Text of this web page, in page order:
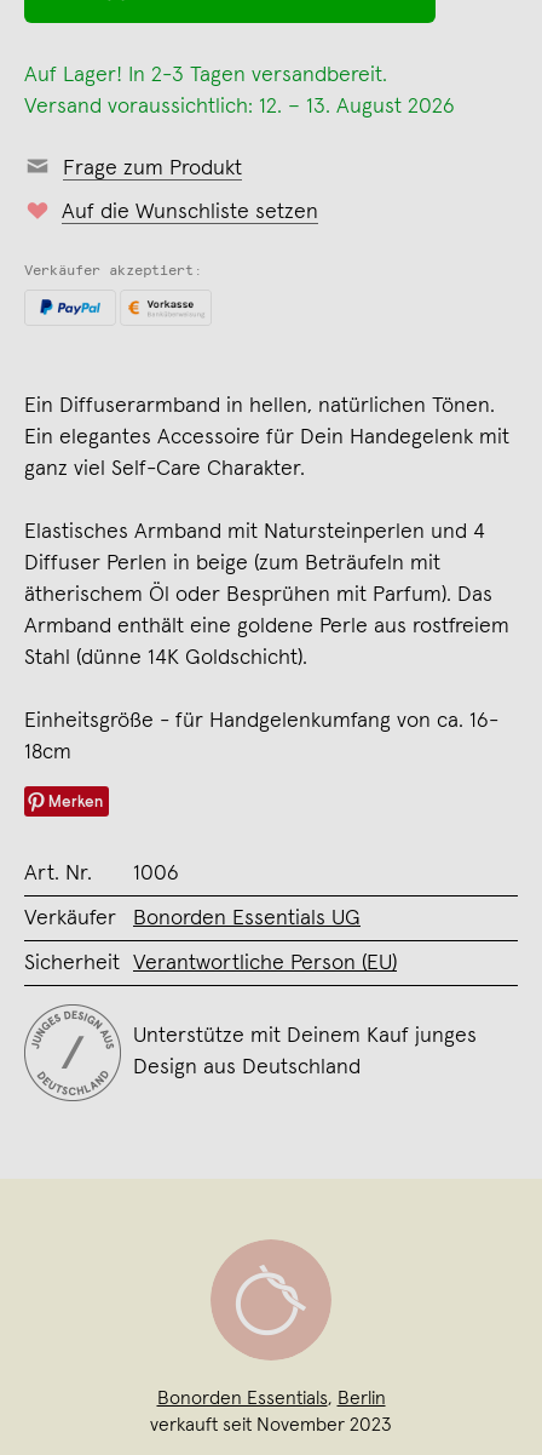
Auf Lager! In 2-3 Tagen versandbereit.
Versand voraussichtlich: 12. – 13. August 2026
Frage zum Produkt
Auf die Wunschliste setzen
Verkäufer akzeptiert:
Ein Diffuserarmband in hellen, natürlichen Tönen.
Ein elegantes Accessoire für Dein Handegelenk mit
ganz viel Self-Care Charakter.
Elastisches Armband mit Natursteinperlen und 4
Diffuser Perlen in beige (zum Beträufeln mit
ätherischem Öl oder Besprühen mit Parfum). Das
Armband enthält eine goldene Perle aus rostfreiem
Stahl (dünne 14K Goldschicht).
Einheitsgröße - für Handgelenkumfang von ca. 16-
18cm
Merken
Art. Nr. 1006
Verkäufer Bonorden Essentials UG
Sicherheit Verantwortliche Person (EU)
Unterstütze mit Deinem Kauf junges
Design aus Deutschland
Bonorden Essentials, Berlin
verkauft seit November 2023